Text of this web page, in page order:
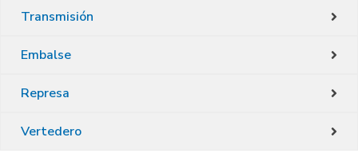
Transmisión
Embalse
Represa
Vertedero